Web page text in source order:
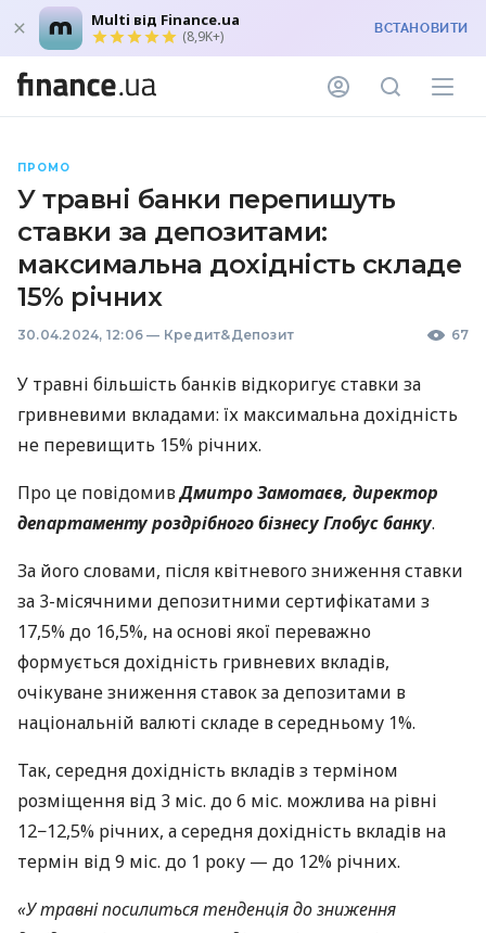
Multi від Finance.ua
(8,9K+) ВСТАНОВИТИ
ПРОМО
У травні банки перепишуть
ставки за депозитами:
максимальна дохідність складе
15% річних
30.04.2024, 12:06 — Кредит&Депозит 67
У травні більшість банків відкоригує ставки за
гривневими вкладами: їх максимальна дохідність
не перевищить 15% річних.
Про це повідомивДмитро Замотаєв, директор
департаменту роздрібного бізнесу Глобус банку.
За його словами, після квітневого зниження ставки
за 3-місячними депозитними сертифікатами з
17,5% до 16,5%, на основі якої переважно
формується дохідність гривневих вкладів,
очікуване зниження ставок за депозитами в
національній валюті складе в середньому 1%.
Так, середня дохідність вкладів з терміном
розміщення від 3 міс. до 6 міс. можлива на рівні
12−12,5% річних, а середня дохідність вкладів на
термін від 9 міс. до 1 року — до 12% річних.
«У травні посилиться тенденція до зниження